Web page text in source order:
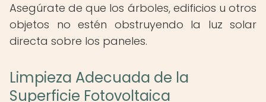
Asegúrate de que los árboles, edificios u otros
objetos no estén obstruyendo la luz solar
directa sobre los paneles.
Limpieza Adecuada de la
Superficie Fotovoltaica